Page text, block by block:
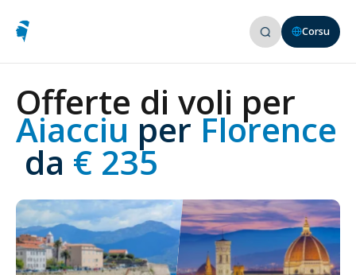
Corsu
Offerte di voli per
Aiacciu per Florence
da € 235